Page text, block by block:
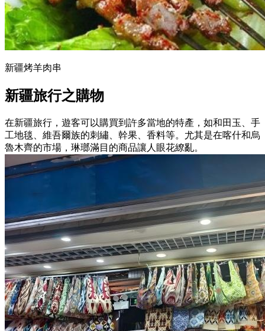
新疆烤羊肉串
新疆旅行之購物
在新疆旅行，遊客可以購買到許多當地的特產，如和田玉、手
工地毯、維吾爾族的刺繡、幹果、香料等。尤其是在喀什和烏
魯木齊的市場，琳瑯滿目的商品讓人眼花繚亂。